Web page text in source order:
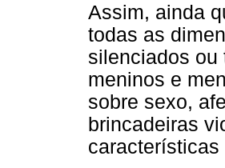
Assim, ainda
todas as
silenciados ou
meninos e
sobre sexo,
brincadeiras